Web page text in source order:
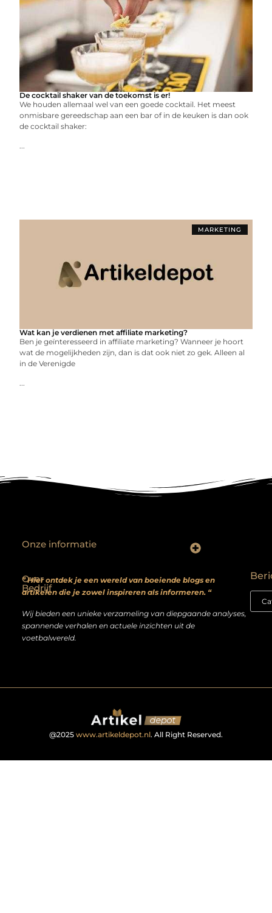
De cocktail shaker van de toekomst is er!
We houden allemaal wel van een goede cocktail. Het meest
onmisbare gereedschap aan een bar of in de keuken is dan ook
de cocktail shaker:
...
MARKETING
Wat kan je verdienen met affiliate marketing?
Ben je geïnteresseerd in affiliate marketing? Wanneer je hoort
wat de mogelijkheden zijn, dan is dat ook niet zo gek. Alleen al
in de Verenigde
...
Over
Bedrijf
” Hier ontdek je een wereld van boeiende blogs en
artikelen die je zowel inspireren als informeren. “
Wij bieden een unieke verzameling van diepgaande analyses,
spannende verhalen en actuele inzichten uit de
voetbalwereld.
Onze informatie
@2025 www.artikeldepot.nl. All Right Reserved.